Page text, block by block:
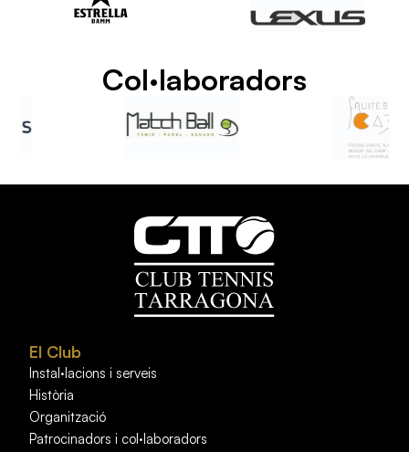
Col·laboradors
El Club
Instal·lacions i serveis
Història
Organització
Patrocinadors i col·laboradors